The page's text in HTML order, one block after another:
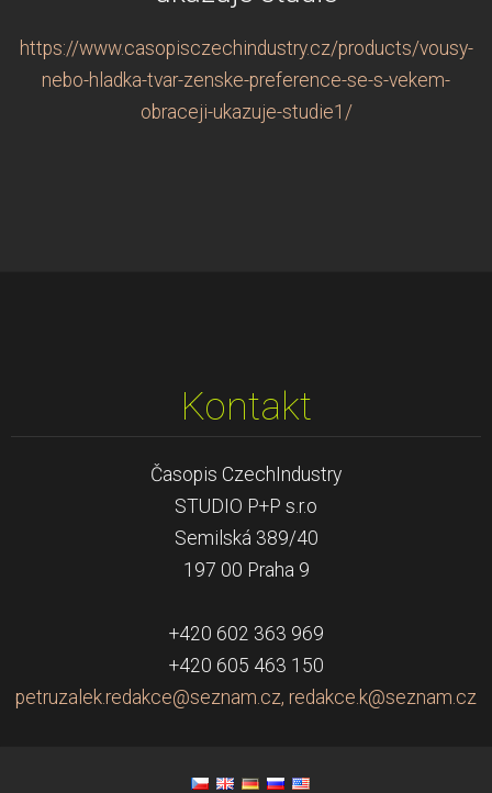
https://www.casopisczechindustry.cz/products/vousy-
nebo-hladka-tvar-zenske-preference-se-s-vekem-
obraceji-ukazuje-studie1/
Kontakt
Časopis CzechIndustry
STUDIO P+P s.r.o
Semilská 389/40
197 00 Praha 9
+420 602 363 969
+420 605 463 150
petruzalek.redakce@seznam.cz, redakce.k@seznam.cz